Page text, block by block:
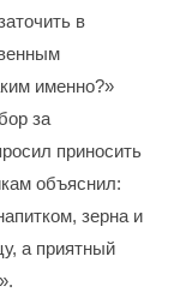
в
именно?»
за
приносить
объяснил:
зерна и
а приятный